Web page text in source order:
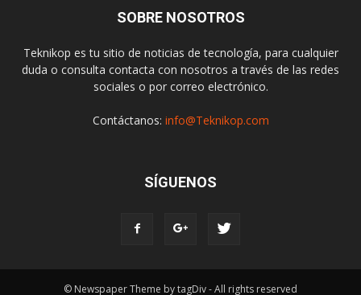
SOBRE NOSOTROS
Teknikop es tu sitio de noticias de tecnología, para cualquier
duda o consulta contacta con nosotros a través de las redes
sociales o por correo electrónico.
Contáctanos: info@Teknikop.com
SÍGUENOS
© Newspaper Theme by tagDiv - All rights reserved